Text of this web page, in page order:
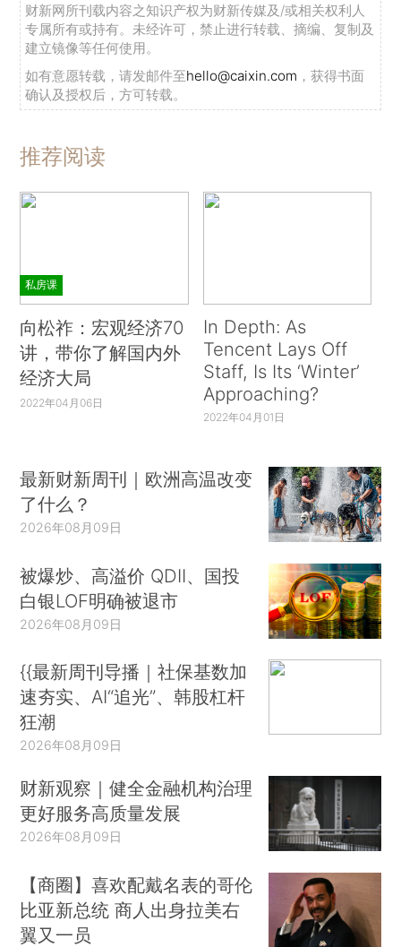
财新网所刊载内容之知识产权为财新传媒及/或相关权利人
专属所有或持有。未经许可，禁止进行转载、摘编、复制及
建立镜像等任何使用。
如有意愿转载，请发邮件至hello@caixin.com ，获得书面
确认及授权后，方可转载。
推荐阅读
私房课
向松祚：宏观经济70
讲，带你了解国内外
经济大局
2022年04月06日
In Depth: As
Tencent Lays Off
Staff, Is Its ‘Winter’
Approaching?
2022年04月01日
最新财新周刊｜欧洲高温改变
了什么？
2026年08月09日
被爆炒、高溢价 QDII、国投
白银LOF明确被退市
2026年08月09日
{{最新周刊导播｜社保基数加
速夯实、AI“追光”、韩股杠杆
狂潮
2026年08月09日
财新观察｜健全金融机构治理
更好服务高质量发展
2026年08月09日
【商圈】喜欢配戴名表的哥伦
比亚新总统 商人出身拉美右
翼又一员